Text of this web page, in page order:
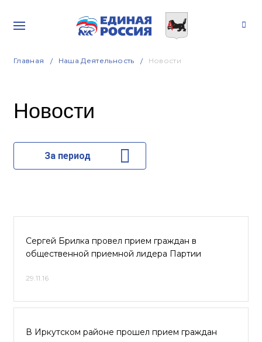
Главная Наша Деятельность Новости
Новости
За период
Сергей Брилка провел прием граждан в
общественной приемной лидера Партии
29.11.16
В Иркутском районе прошел прием граждан